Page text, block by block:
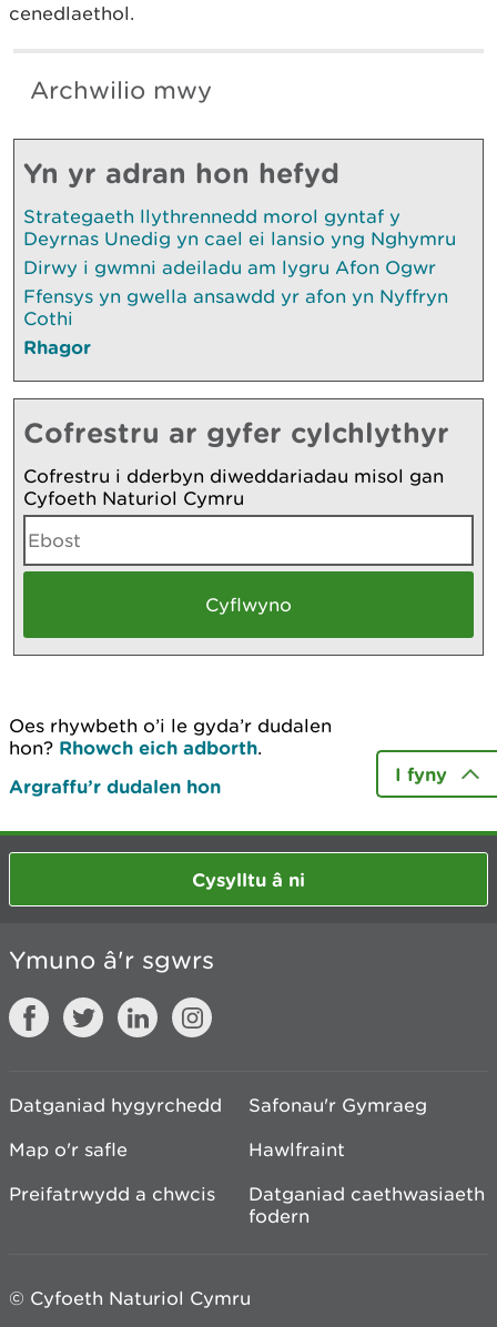
cenedlaethol.
Archwilio mwy
Yn yr adran hon hefyd
Strategaeth llythrennedd morol gyntaf y
Deyrnas Unedig yn cael ei lansio yng Nghymru
Dirwy i gwmni adeiladu am lygru Afon Ogwr
Ffensys yn gwella ansawdd yr afon yn Nyffryn
Cothi
Rhagor
Cofrestru ar gyfer cylchlythyr
Cofrestru i dderbyn diweddariadau misol gan
Cyfoeth Naturiol Cymru
Oes rhywbeth o’i le gyda’r dudalen
hon? Rhowch eich adborth.
Argraffu’r dudalen hon
I fyny
Cysylltu â ni
Ymuno â'r sgwrs
Datganiad hygyrchedd
Safonau'r Gymraeg
Map o'r safle
Hawlfraint
Preifatrwydd a chwcis
Datganiad caethwasiaeth
fodern
© Cyfoeth Naturiol Cymru